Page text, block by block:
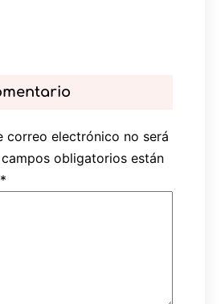
correo electrónico no será
obligatorios están
*